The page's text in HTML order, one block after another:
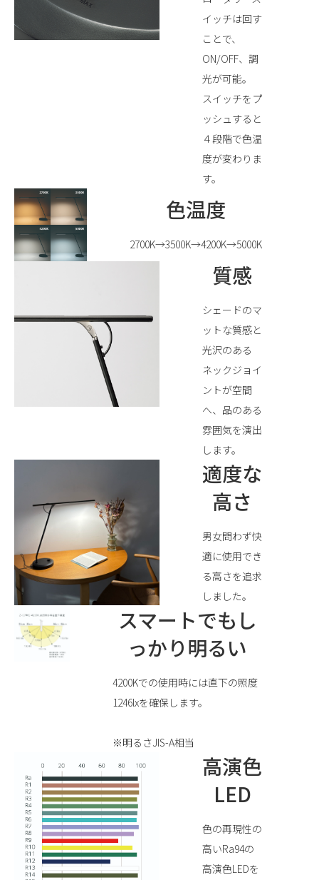
イッチは回す
ことで、
ON/OFF、調
光が可能。
スイッチをプ
ッシュすると
４段階で色温
度が変わりま
す。
色温度
2700K→3500K→4200K→5000K
質感
シェードのマ
ットな質感と
光沢のある
ネックジョイ
ントが空間
へ、品のある
雰囲気を演出
します。
適度な
高さ
男女問わず快
適に使用でき
る高さを追求
しました。
スマートでもし
っかり明るい
4200Kでの使用時には直下の照度
1246lxを確保します。
※明るさJIS-A相当
高演色
LED
色の再現性の
高いRa94の
高演色LEDを